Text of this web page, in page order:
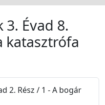
Évad 8.
katasztrófa
2. Rész / 1 - A bogár